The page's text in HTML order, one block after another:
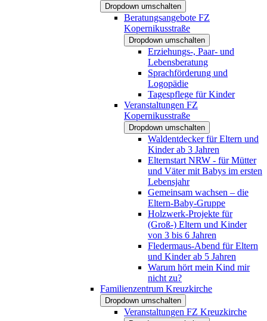
Dropdown umschalten
Beratungsangebote FZ
Kopernikusstraße
Dropdown umschalten
Erziehungs-, Paar- und
Lebensberatung
Sprachförderung und
Logopädie
Tagespflege für Kinder
Veranstaltungen FZ
Kopernikusstraße
Dropdown umschalten
Waldentdecker für Eltern und
Kinder ab 3 Jahren
Elternstart NRW - für Mütter
und Väter mit Babys im ersten
Lebensjahr
Gemeinsam wachsen – die
Eltern-Baby-Gruppe
Holzwerk-Projekte für
(Groß-) Eltern und Kinder
von 3 bis 6 Jahren
Fledermaus-Abend für Eltern
und Kinder ab 5 Jahren
Warum hört mein Kind mir
nicht zu?
Familienzentrum Kreuzkirche
Dropdown umschalten
Veranstaltungen FZ Kreuzkirche